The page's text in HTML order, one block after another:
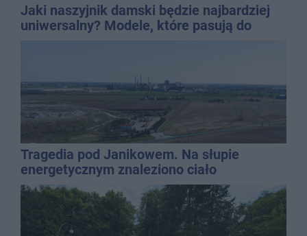
Jaki naszyjnik damski będzie najbardziej
uniwersalny? Modele, które pasują do
Tragedia pod Janikowem. Na słupie
energetycznym znaleziono ciało
mężczyzny